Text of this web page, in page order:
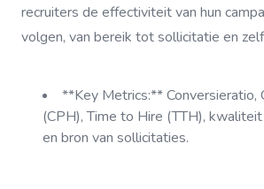
recruiters de effectiviteit van hun
volgen, van bereik tot sollicitatie en
**Key Metrics:** Conversieratio,
(CPH), Time to Hire (TTH),
en bron van sollicitaties.